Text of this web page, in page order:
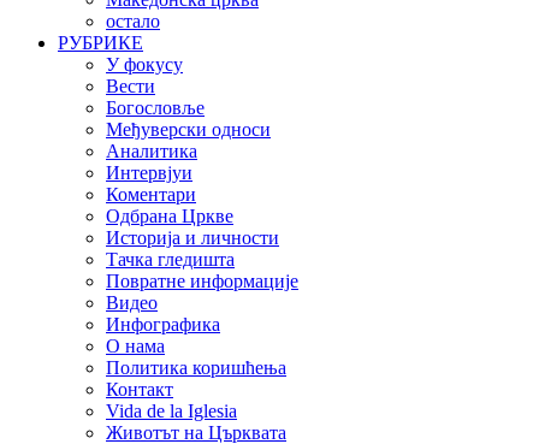
остало
РУБРИКЕ
У фокусу
Вести
Богословље
Међуверски односи
Аналитика
Интервјуи
Коментари
Одбрана Цркве
Историја и личности
Тачка гледишта
Повратне информације
Видео
Инфографика
О нама
Политика коришћења
Контакт
Vida de la Iglesia
Животът на Църквата